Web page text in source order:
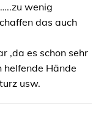
wenig
das auch
,da es schon sehr
helfende Hände
usw.